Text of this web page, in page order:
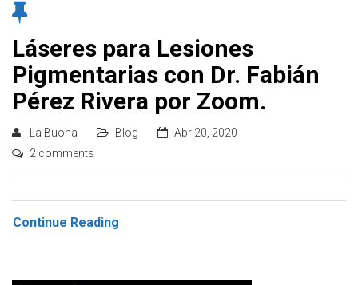
Láseres para Lesiones
Pigmentarias con Dr. Fabián
Pérez Rivera por Zoom.
La Buona Blog
Abr 20, 2020
2 comments
Continue Reading